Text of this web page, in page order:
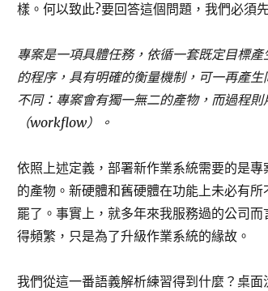
樣。何以致此?要回答這個問題，我們必須
專案是一項具體任務，依循一套既定目標
的程序，具有明確的衡量機制，可一再產
不同：專案會有獨一無二的產物，而過程
（workflow）。
依照上述定義，部署新作業系統需要的是
的產物。新硬體和舊硬體在功能上未必有
罷了。事實上，就多年來我服務過的公司
得頻繁，只是為了升級作業系統的緣故。
我們從這一番語義解析練習得到什麼？桌